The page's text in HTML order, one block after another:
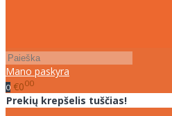
Mano paskyra
0 €000
Prekių krepšelis tuščias!